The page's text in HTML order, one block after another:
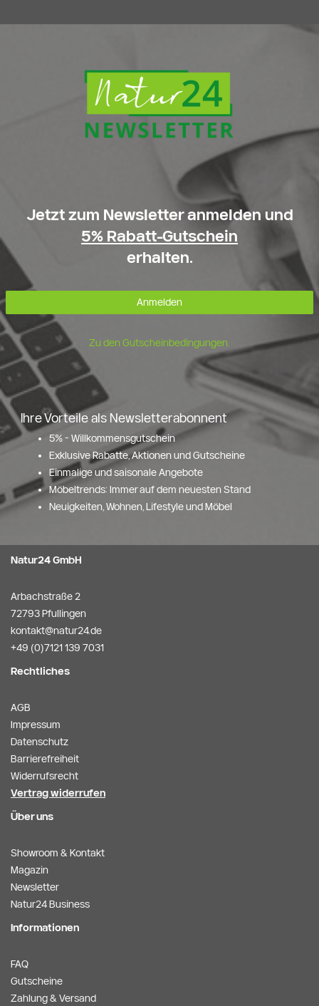
Jetzt zum Newsletter anmelden und
5% Rabatt-Gutschein
erhalten.
Anmelden
Zu den Gutscheinbedingungen.
Ihre Vorteile als Newsletterabonnent
5% - Willkommensgutschein
Exklusive Rabatte, Aktionen und Gutscheine
Einmalige und saisonale Angebote
Möbeltrends: Immer auf dem neuesten Stand
Neuigkeiten, Wohnen, Lifestyle und Möbel
Natur24 GmbH
Arbachstraße 2
72793 Pfullingen
kontakt@natur24.de
+49 (0)7121 139 7031
Rechtliches
AGB
Impressum
Datenschutz
Barrierefreiheit
Widerrufsrecht
Vertrag widerrufen
Über uns
Showroom & Kontakt
Magazin
Newsletter
Natur24 Business
Informationen
FAQ
Gutscheine
Zahlung & Versand